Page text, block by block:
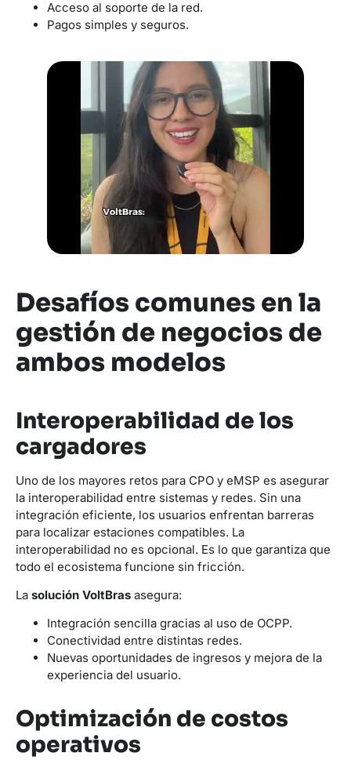
Acceso al soporte de la red.
Pagos simples y seguros.
Desafíos comunes en la
gestión de negocios de
ambos modelos
Interoperabilidad de los
cargadores
Uno de los mayores retos para CPO y eMSP es asegurar
la interoperabilidad entre sistemas y redes. Sin una
integración eficiente, los usuarios enfrentan barreras
para localizar estaciones compatibles. La
interoperabilidad no es opcional. Es lo que garantiza que
todo el ecosistema funcione sin fricción.
La solución VoltBras asegura:
Integración sencilla gracias al uso de OCPP.
Conectividad entre distintas redes.
Nuevas oportunidades de ingresos y mejora de la
experiencia del usuario.
Optimización de costos
operativos